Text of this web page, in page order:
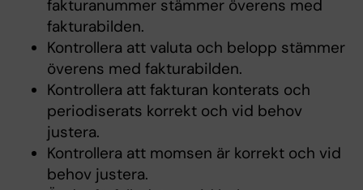
fakturanummer stämmer överens med
fakturabilden.
Kontrollera att valuta och belopp stämmer
överens med fakturabilden.
Kontrollera att fakturan konterats och
periodiserats korrekt och vid behov
justera.
Kontrollera att momsen är korrekt och vid
behov justera.